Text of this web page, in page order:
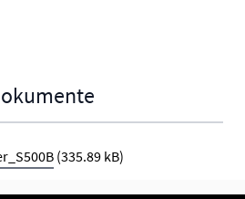
45 mm
(335.89 kB)